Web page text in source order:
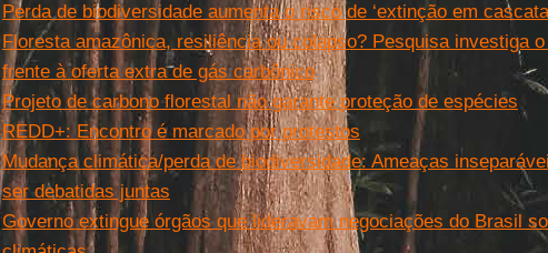
Perda de biodiversidade aumenta o risco de ‘extinção em
Floresta amazônica, resiliência ou colapso? Pesquisa investiga
frente à oferta extra de gás carbônico
Projeto de carbono florestal não garante proteção de espécies
REDD+: Encontro é marcado por protestos
Mudança climática/perda de biodiversidade: Ameaças
ser debatidas juntas
Governo extingue órgãos que lideravam negociações do Brasil